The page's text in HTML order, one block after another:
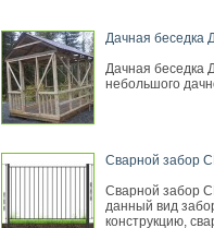
Дачная беседка
Дачная беседка
небольшого
Сварной забор
Сварной забор
данный вид
конструкцию,